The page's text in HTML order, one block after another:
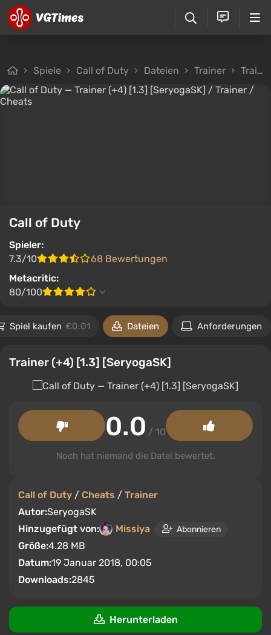
Spiele Call of Duty Dateien Trainer Trainer (+4) [1.3] [SeryogaSK]
Call of Duty
Spieler:
7.3/10
68 Bewertungen
Metacritic:
80/100
Spiel kaufen €0.01 Dateien Anforderungen
Trainer (+4) [1.3] [SeryogaSK]
Call of Duty / Cheats / Trainer
Autor:SeryogaSK
Hinzugefügt von:
Missiya Abonnieren
Größe:4.28 MB
Datum:19 Januar 2018, 00:05
Downloads:2845
0.0 / 10
Noch hat niemand die Datei bewertet.
Herunterladen